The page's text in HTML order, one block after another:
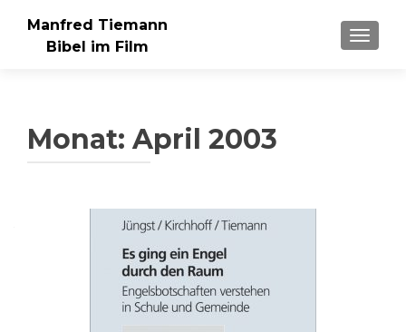
Manfred Tiemann
Bibel im Film
Monat: April 2003